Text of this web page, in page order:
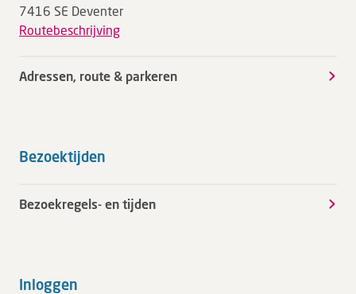
7416 SE Deventer
Routebeschrijving
Adressen, route & parkeren
Bezoektijden
Bezoekregels- en tijden
Inloggen